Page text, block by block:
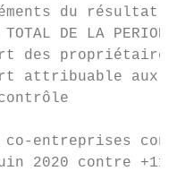
du résultat
DE LA PERIODE
des propriétaires
attribuable aux
entreprises
2020 contre